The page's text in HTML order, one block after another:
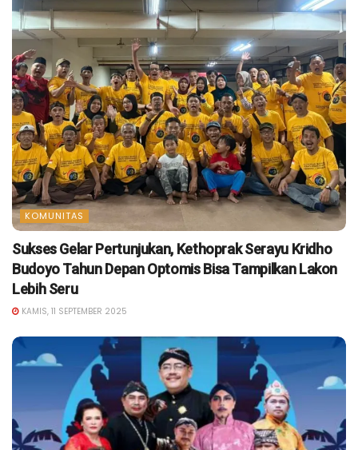
KOMUNITAS
Sukses Gelar Pertunjukan, Kethoprak Serayu Kridho
Budoyo Tahun Depan Optomis Bisa Tampilkan Lakon
Lebih Seru
KAMIS, 11 SEPTEMBER 2025